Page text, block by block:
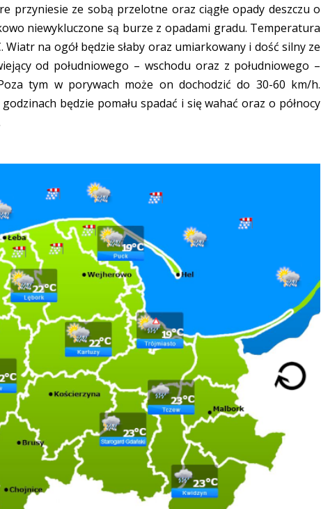
przyniesie ze sobą przelotne oraz ciągłe opady deszczu o
niewykluczone są burze z opadami gradu. Temperatura
Wiatr na ogół będzie słaby oraz umiarkowany i dość silny ze
od południowego – wschodu oraz z południowego –
tym w porywach może on dochodzić do 30-60 km/h.
będzie pomału spadać i się wahać oraz o północy